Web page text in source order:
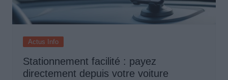
Actus Info
Stationnement facilité : payez
directement depuis votre voiture